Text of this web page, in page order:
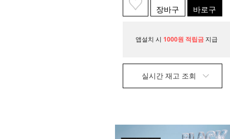
장바구
니
바로구
매
앱설치 시 1000원 적립금 지급
실시간 재고 조회